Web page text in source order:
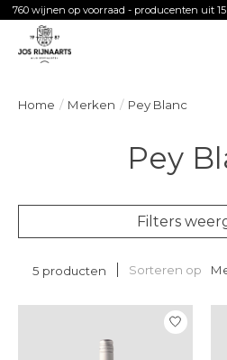
760 wijnen op voorraad - producenten uit
Home / Merken / Pey Blanc
Pey
Filters
5 producten Sorteren op